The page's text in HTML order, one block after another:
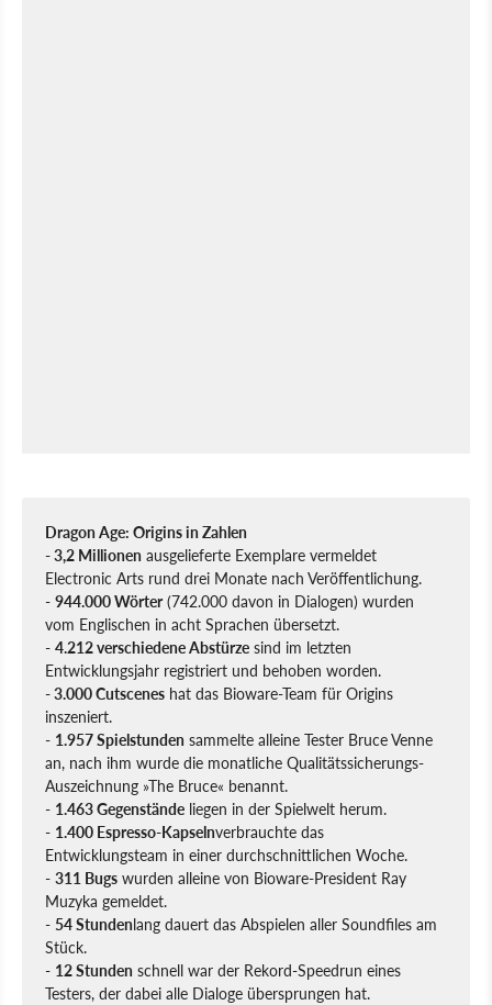
Dragon Age: Origins in Zahlen
- 3,2 Millionen ausgelieferte Exemplare vermeldet
Electronic Arts rund drei Monate nach Veröffentlichung.
- 944.000 Wörter(742.000 davon in Dialogen) wurden
vom Englischen in acht Sprachen übersetzt.
- 4.212 verschiedene Abstürze sind im letzten
Entwicklungsjahr registriert und behoben worden.
- 3.000 Cutscenes hat das Bioware-Team für Origins
inszeniert.
- 1.957 Spielstunden sammelte alleine Tester Bruce Venne
an, nach ihm wurde die monatliche Qualitätssicherungs-
Auszeichnung »The Bruce« benannt.
- 1.463 Gegenstände liegen in der Spielwelt herum.
- 1.400 Espresso-Kapselnverbrauchte das
Entwicklungsteam in einer durchschnittlichen Woche.
- 311 Bugs wurden alleine von Bioware-President Ray
Muzyka gemeldet.
- 54 Stundenlang dauert das Abspielen aller Soundfiles am
Stück.
- 12 Stunden schnell war der Rekord-Speedrun eines
Testers, der dabei alle Dialoge übersprungen hat.